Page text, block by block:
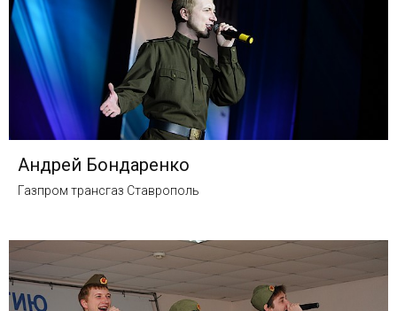
Андрей Бондаренко
Газпром трансгаз Ставрополь